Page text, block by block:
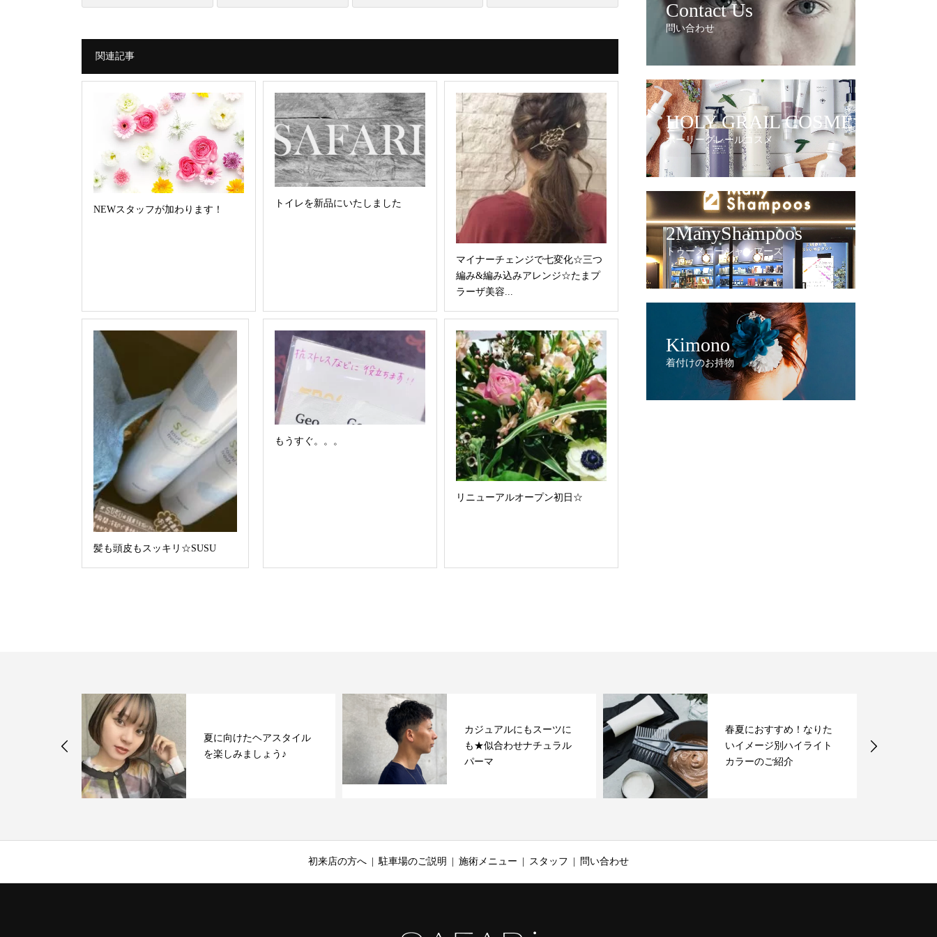
関連記事
NEWスタッフが加わります！
トイレを新品にいたしました
マイナーチェンジで七変化☆三つ
編み&編み込みアレンジ☆たまプ
ラーザ美容...
髪も頭皮もスッキリ☆SUSU
もうすぐ。。。
リニューアルオープン初日☆
Contact Us
問い合わせ
HOLY GRAIL COSME
ホーリーグレールコスメ
2ManyShampoos
トゥーメニーシャンプーズ
Kimono
着付けのお持物
夏に向けたヘアスタイル
を楽しみましょう♪
カジュアルにもスーツに
も★似合わせナチュラル
パーマ
春夏におすすめ！なりた
いイメージ別ハイライト
カラーのご紹介
初来店の方へ 駐車場のご説明 施術メニュー スタッフ 問い合わせ